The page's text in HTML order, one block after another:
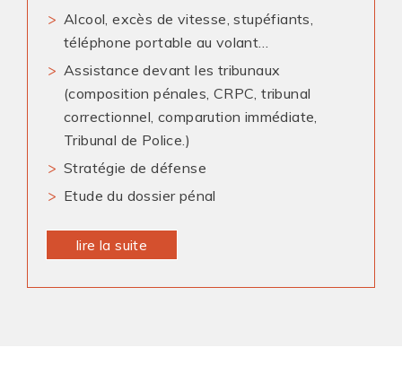
Alcool, excès de vitesse, stupéfiants,
téléphone portable au volant…
Assistance devant les tribunaux
(composition pénales, CRPC, tribunal
correctionnel, comparution immédiate,
Tribunal de Police.)
Stratégie de défense
Etude du dossier pénal
lire la suite